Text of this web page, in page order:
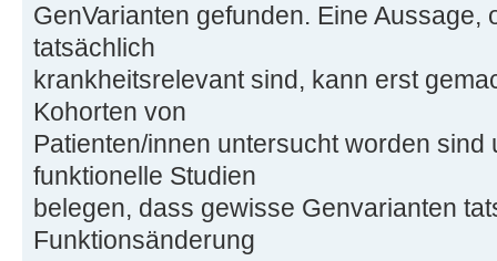
GenVarianten gefunden. Eine Aussage,
tatsächlich
krankheitsrelevant sind, kann erst
Kohorten von
Patienten/innen untersucht worden sind
funktionelle Studien
belegen, dass gewisse Genvarianten
Funktionsänderung